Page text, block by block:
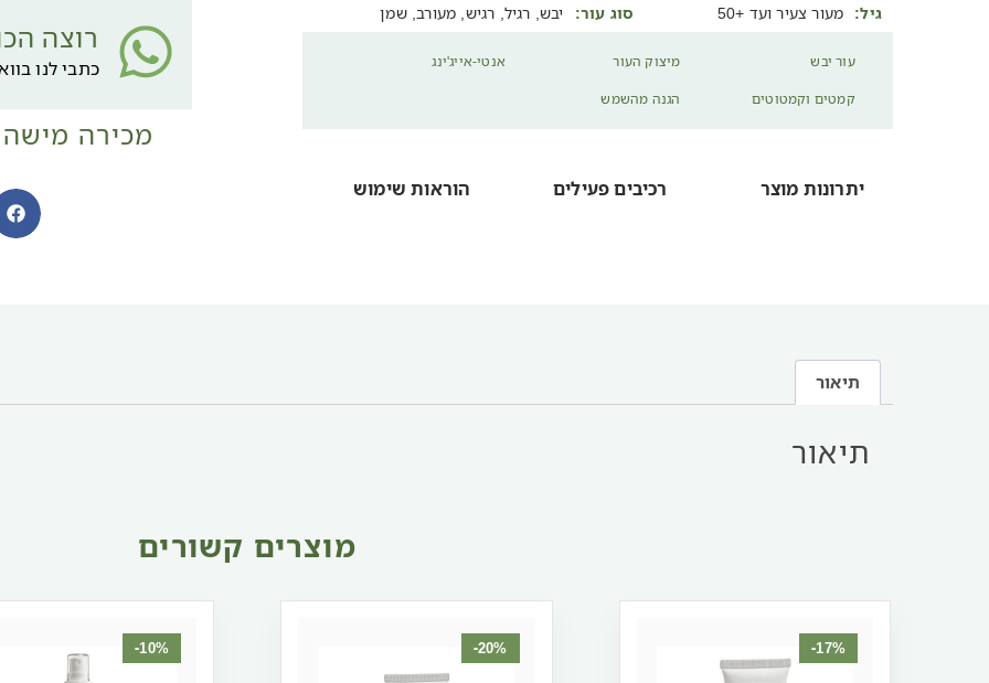
גיל: מעור צעיר ועד +50 סוג עור: יבש, רגיל, רגיש, מעורב, שמן
עור יבש מיצוק העור
אנטי-אייג'ינג
קמטים וקמטוטים
הגנה מהשמש
יתרונות מוצר רכיבים פעילים הוראות שימוש
רוצה
כתבי לנו
מכירה
תיאור
תיאור
מוצרים קשורים
-17%
-20%
-10%